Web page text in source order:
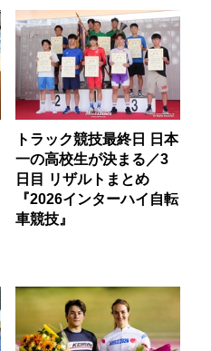
トラック競技最終日 日本
一の高校生が決まる／3
日目 リザルトまとめ
『2026インターハイ自転
車競技』